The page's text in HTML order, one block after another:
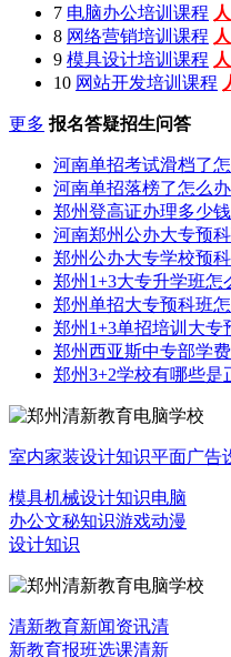
7 电脑办公培训课程
8 网络营销培训课程
9 模具设计培训课程
10 网站开发培训课程
更多 报名答疑招生问答
河南单招考试滑档了
河南单招落榜了怎么
郑州登高证办理多少
河南郑州公办大专预
郑州公办大专学校预
郑州1+3大专升学班怎
郑州单招大专预科班
郑州1+3单招培训大专
郑州西亚斯中专部学
郑州3+2学校有哪些是
室内家装设计知识平面广告
模具机械设计知识电脑
办公文秘知识游戏动漫
设计知识
清新教育新闻资讯清
新教育报班选课清新